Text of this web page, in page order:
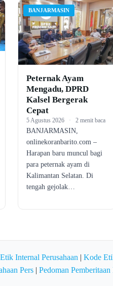
BANJARMASIN
Peternak Ayam
Mengadu, DPRD
Kalsel Bergerak
Cepat
5 Agustus 2026 · 2 menit baca
BANJARMASIN,
onlinekoranbarito.com –
Harapan baru muncul bagi
para peternak ayam di
Kalimantan Selatan. Di
tengah gejolak…
Internal Perusahaan | Kode
Pers| Pedoman